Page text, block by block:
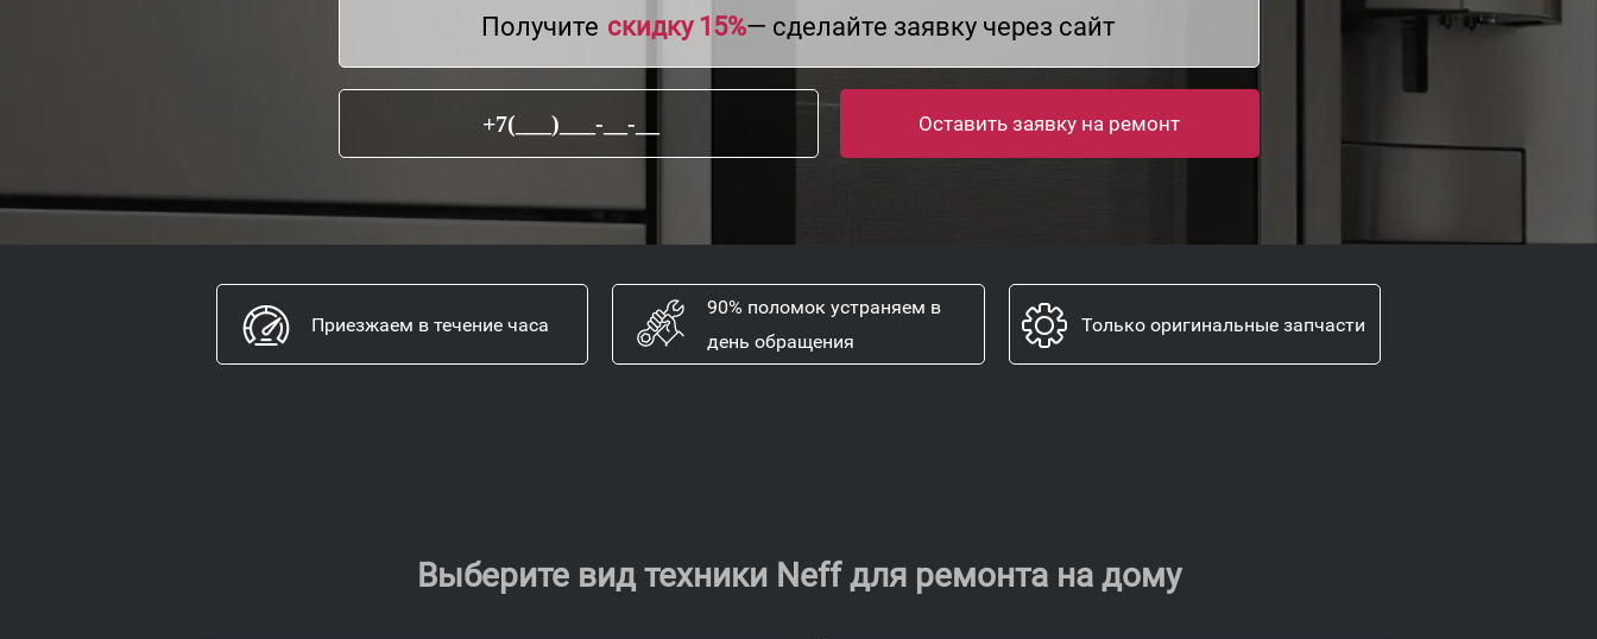
Получите скидку 15%— сделайте заявку через сайт
Оставить заявку на ремонт
Приезжаем в течение часа
90% поломок устраняем в
день обращения
Только оригинальные запчасти
Выберите вид техники Neff для ремонта на дому